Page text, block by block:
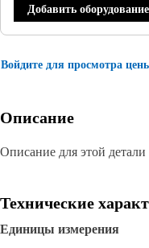
Добавить оборудование
Войдите для просмотра
Описание
Описание для этой детали
Технические
Единицы измерения